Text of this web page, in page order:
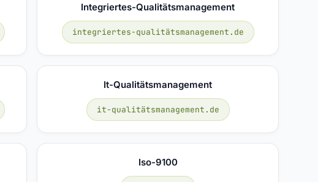
Integriertes-Qualitätsmanagement
integriertes-qualitätsmanagement.de
It-Qualitätsmanagement
it-qualitätsmanagement.de
Iso-9100